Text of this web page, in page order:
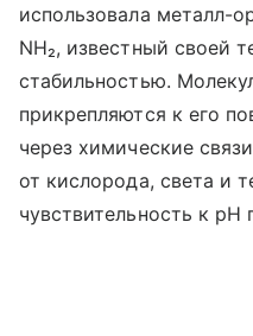
использовала металл-
NH₂, известный своей
стабильностью.
прикрепляются к его
через химические
от кислорода, света и
чувствительность к pH